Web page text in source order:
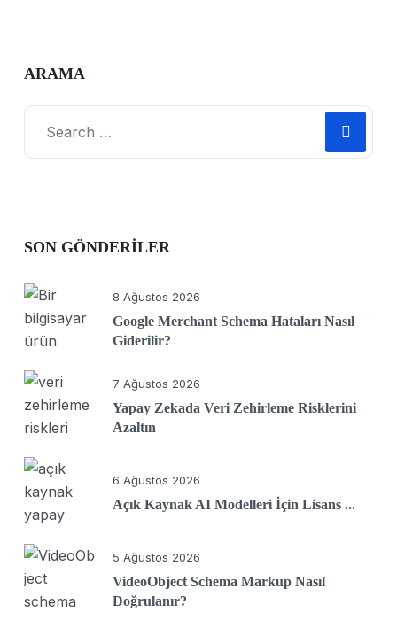
ARAMA
SON GÖNDERILER
8 Ağustos 2026
Google Merchant Schema Hataları Nasıl
Giderilir?
7 Ağustos 2026
Yapay Zekada Veri Zehirleme Risklerini
Azaltın
6 Ağustos 2026
Açık Kaynak AI Modelleri İçin Lisans ...
5 Ağustos 2026
VideoObject Schema Markup Nasıl
Doğrulanır?